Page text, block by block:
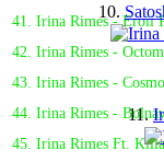
41. Irina Rimes - Eroii
42. Irina Rimes -
43. Irina Rimes -
44. Irina Rimes -
45. Irina Rimes Ft.
10.
11.